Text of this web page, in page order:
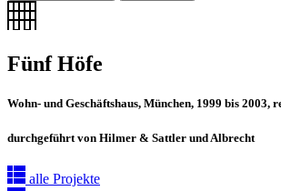
Fünf Höfe
Wohn- und Geschäftshaus, München, 1999 bis 2003,
durchgeführt von Hilmer & Sattler und Albrecht
alle Projekte